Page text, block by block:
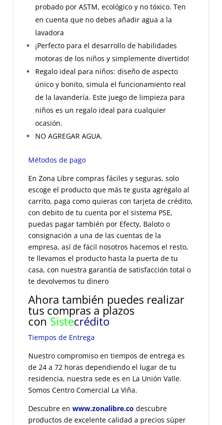
probado por ASTM, ecológico y no tóxico. Ten
en cuenta que no debes añadir agua a la
lavadora
¡Perfecto para el desarrollo de habilidades
motoras de los niños y simplemente divertido!
Regalo ideal para niños: diseño de aspecto
único y bonito, simula el funcionamiento real
de la lavandería. Este juego de limpieza para
niños es un regalo ideal para cualquier
ocasión.
NO AGREGAR AGUA.
Métodos de pago
En Zona Libre compras fáciles y seguras, solo
escoge el producto que más te gusta agrégalo al
carrito, paga como quieras con tarjeta de crédito,
con debito de tu cuenta por el sistema PSE,
puedas pagar también por Efecty, Baloto o
consignación a una de las cuentas de la
empresa, así de fácil nosotros hacemos el resto,
te llevamos el producto hasta la puerta de tu
casa, con nuestra garantía de satisfacción total o
te devolvemos tu dinero
Ahora también puedes realizar
tus compras a plazos
con Sistecrédito
Tiempos de Entrega
Nuestro compromiso en tiempos de entrega es
de 24 a 72 horas dependiendo el lugar de tu
residencia, nuestra sede es en La Unión Valle.
Somos Centro Comercial La Viña.
Descubre en www.zonalibre.co descubre
productos de excelente calidad a precios súper